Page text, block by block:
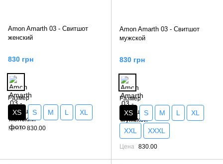
Amon Amarth 03 - Свитшот
женский
830 грн
Размер
XS S M L XL
Цена 830.00
Amon Amarth 03 - Свитшот
мужской
830 грн
Размер
XS S M L XL
XXL XXXL
Цена 830.00